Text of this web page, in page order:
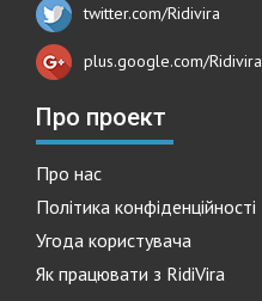
twitter.com/Ridivira
plus.google.com/Ridivira
Про проект
Про нас
Політика конфіденційності
Угода користувача
Як працювати з RidiVira